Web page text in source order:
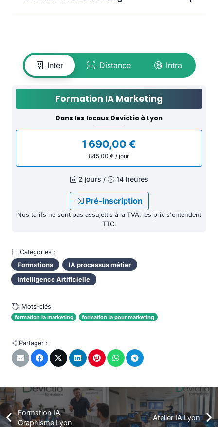
Inter Distance Intra
Formation IA Marketing
Dans les locaux Devictio à Lyon
1 690,00 €
845,00 € / jour
2 jours / 14 heures
Pré-inscription
Nos tarifs ne sont pas assujettis à la TVA, les prix s'entendent
TTC.
Catégories :
Formations
IA processus métier
Intelligence Artificielle
Mots-clés :
formation ia marketing formation ia pour marketing
Partager :
Formation IA
Graphisme Lyon
Atelier IA Lyon